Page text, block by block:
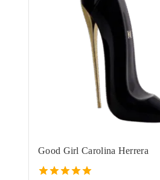
Good Girl Carolina Herrera